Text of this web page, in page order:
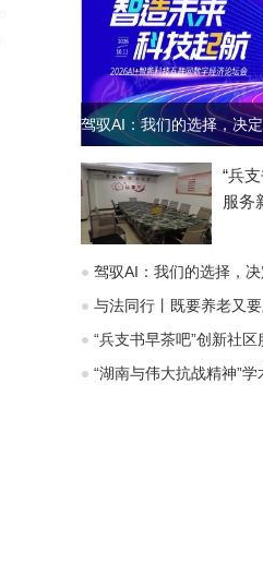
“兵
服务
“兵支书早茶吧”创新社区